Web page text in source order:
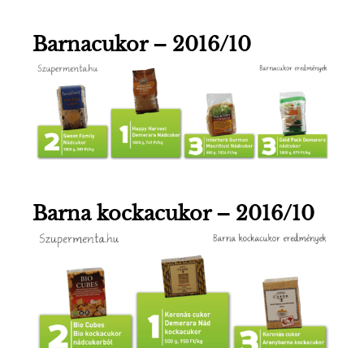
Barnacukor – 2016/10
Barna kockacukor – 2016/10